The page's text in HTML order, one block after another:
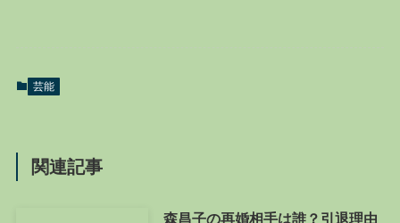
芸能
関連記事
森昌子の再婚相手は誰？引退理由